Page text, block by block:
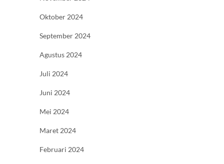
Oktober 2024
September 2024
Agustus 2024
Juli 2024
Juni 2024
Mei 2024
Maret 2024
Februari 2024